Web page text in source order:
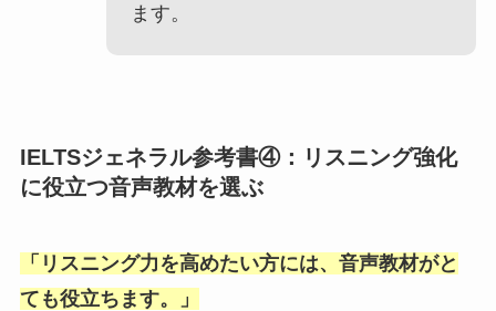
ます。
IELTSジェネラル参考書④：リスニング強化
に役立つ音声教材を選ぶ
「 リスニング力を高めたい方には、音声教材がと
ても役立ちます。
」